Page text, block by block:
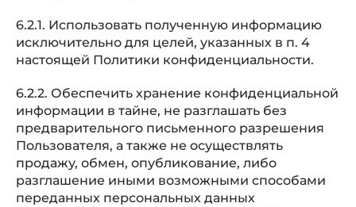
6.2.1. Использовать полученную информацию
исключительно для целей, указанных в п. 4
настоящей Политики конфиденциальности.
6.2.2. Обеспечить хранение конфиденциальной
информации в тайне, не разглашать без
предварительного письменного разрешения
Пользователя, а также не осуществлять
продажу, обмен, опубликование, либо
разглашение иными возможными способами
переданных персональных данных